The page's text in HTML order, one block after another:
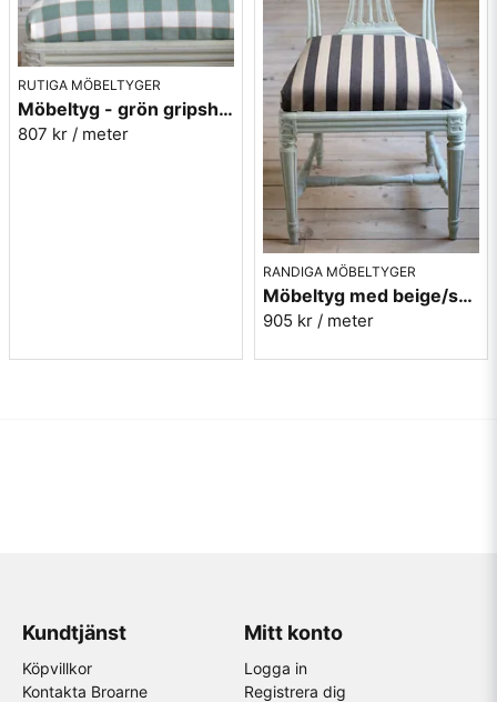
RUTIGA MÖBELTYGER
Möbeltyg - grön gripsholmsruta - Ekeby nr. 71
807 kr / meter
RANDIGA MÖBELTYGER
Möbeltyg med beige/svarta ränder - Stor rand nr.591
905 kr / meter
Kundtjänst
Köpvillkor
Kontakta Broarne
Mitt konto
Logga in
Registrera dig